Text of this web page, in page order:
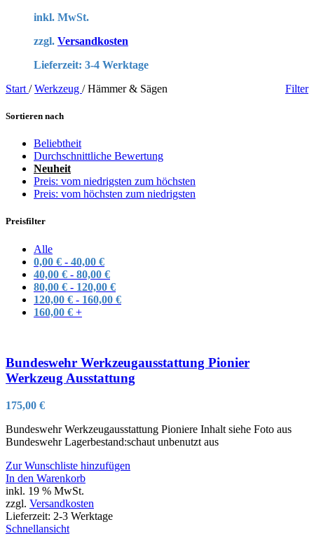
inkl. MwSt.
zzgl. Versandkosten
Lieferzeit: 3-4 Werktage
Start / Werkzeug / Hämmer & Sägen Filter
Sortieren nach
Beliebtheit
Durchschnittliche Bewertung
Neuheit
Preis: vom niedrigsten zum höchsten
Preis: vom höchsten zum niedrigsten
Preisfilter
Alle
0,00 € - 40,00 €
40,00 € - 80,00 €
80,00 € - 120,00 €
120,00 € - 160,00 €
160,00 € +
Bundeswehr Werkzeugausstattung Pionier
Werkzeug Ausstattung
175,00 €
Bundeswehr Werkzeugausstattung Pioniere Inhalt siehe Foto aus
Bundeswehr Lagerbestand:schaut unbenutzt aus
Zur Wunschliste hinzufügen
In den Warenkorb
inkl. 19 % MwSt.
zzgl. Versandkosten
Lieferzeit: 2-3 Werktage
Schnellansicht